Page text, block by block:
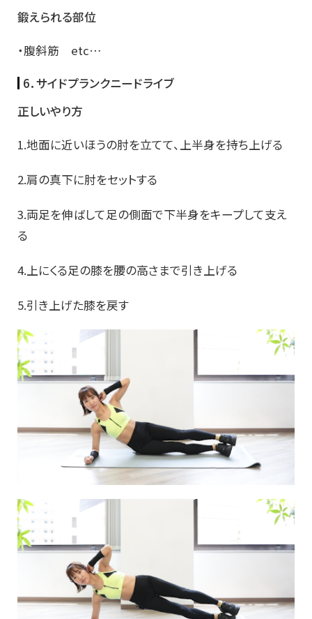
鍛えられる部位
・腹斜筋 etc…
6．サイドプランクニードライブ
正しいやり方
1.地面に近いほうの肘を立てて、上半身を持ち上げる
2.肩の真下に肘をセットする
3.両足を伸ばして足の側面で下半身をキープして支え
る
4.上にくる足の膝を腰の高さまで引き上げる
5.引き上げた膝を戻す